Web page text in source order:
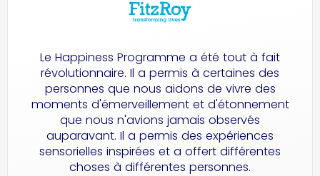
Le Happiness Programme a été tout à fait
révolutionnaire. Il a permis à certaines des
personnes que nous aidons de vivre des
moments d'émerveillement et d'étonnement
que nous n'avions jamais observés
auparavant. Il a permis des expériences
sensorielles inspirées et a offert différentes
choses à différentes personnes.